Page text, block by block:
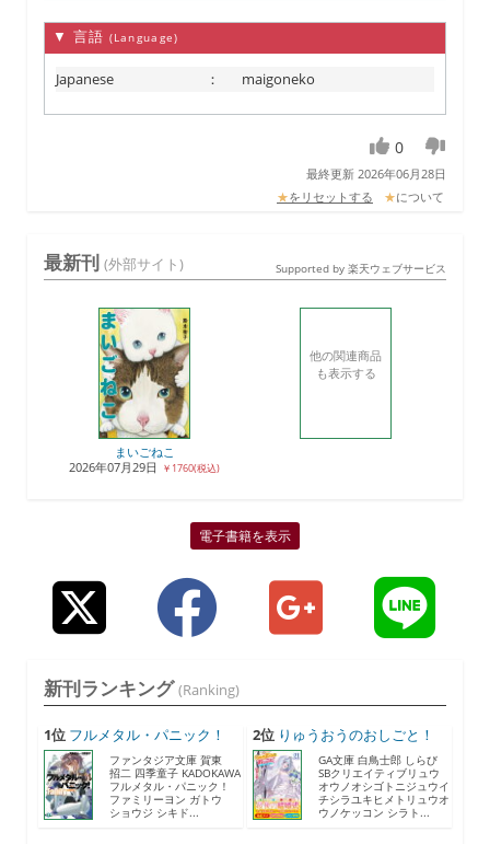
▼ 言語 (Language)
Japanese ： maigoneko
0
最終更新 2026年06月28日
★をリセットする ★について
最新刊 (外部サイト) Supported by 楽天ウェブサービス
まいごねこ
2026年07月29日
￥1760(税込)
他の関連商品
も表示する
電子書籍を表示
新刊ランキング (Ranking)
1位 フルメタル・パニック！
F...
ファンタジア文庫 賀東
招二 四季童子 KADOKAWA
フルメタル・パニック！
ファミリーヨン ガトウ
ショウジ シキド...
2位 りゅうおうのおしごと！
21...
GA文庫 白鳥士郎 しらび
SBクリエイティブリュウ
オウノオシゴトニジュウイ
チシラユキヒメトリュウオ
ウノケッコン シラト...